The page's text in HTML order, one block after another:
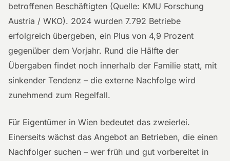
betroffenen Beschäftigten (Quelle: KMU Forschung
Austria / WKO). 2024 wurden 7.792 Betriebe
erfolgreich übergeben, ein Plus von 4,9 Prozent
gegenüber dem Vorjahr. Rund die Hälfte der
Übergaben findet noch innerhalb der Familie statt, mit
sinkender Tendenz – die externe Nachfolge wird
zunehmend zum Regelfall.
Für Eigentümer in Wien bedeutet das zweierlei.
Einerseits wächst das Angebot an Betrieben, die einen
Nachfolger suchen – wer früh und gut vorbereitet in